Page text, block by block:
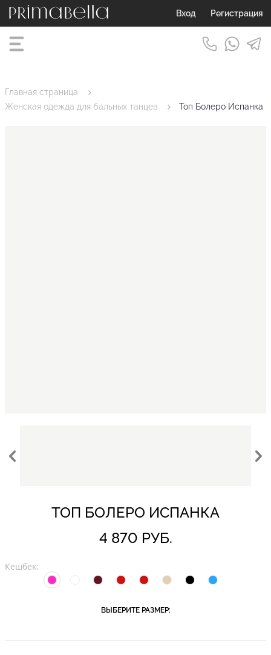
Вход Регистрация
Главная страница
Женская одежда для бальных танцев
Топ Болеро Испанка
ТОП БОЛЕРО ИСПАНКА
4 870 РУБ.
Кешбек:
ВЫБЕРИТЕ РАЗМЕР: